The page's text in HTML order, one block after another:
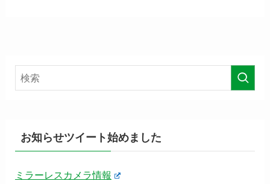
お知らせツイート始めました
ミラーレスカメラ情報